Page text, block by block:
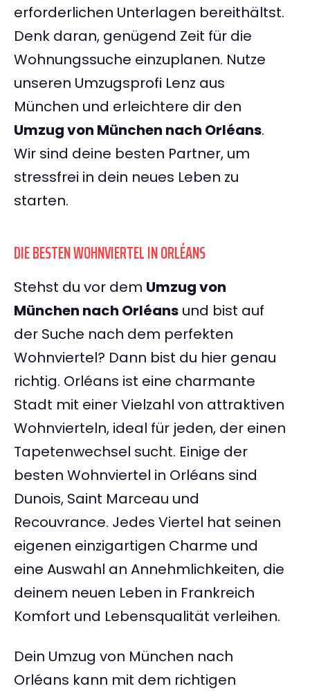
erforderlichen Unterlagen bereithältst.
Denk daran, genügend Zeit für die
Wohnungssuche einzuplanen. Nutze
unseren Umzugsprofi Lenz aus
München und erleichtere dir den
Umzug von München nach Orléans.
Wir sind deine besten Partner, um
stressfrei in dein neues Leben zu
starten.
DIE BESTEN WOHNVIERTEL IN ORLÉANS
Stehst du vor dem Umzug von
München nach Orléans und bist auf
der Suche nach dem perfekten
Wohnviertel? Dann bist du hier genau
richtig. Orléans ist eine charmante
Stadt mit einer Vielzahl von attraktiven
Wohnvierteln, ideal für jeden, der einen
Tapetenwechsel sucht. Einige der
besten Wohnviertel in Orléans sind
Dunois, Saint Marceau und
Recouvrance. Jedes Viertel hat seinen
eigenen einzigartigen Charme und
eine Auswahl an Annehmlichkeiten, die
deinem neuen Leben in Frankreich
Komfort und Lebensqualität verleihen.
Dein Umzug von München nach
Orléans kann mit dem richtigen